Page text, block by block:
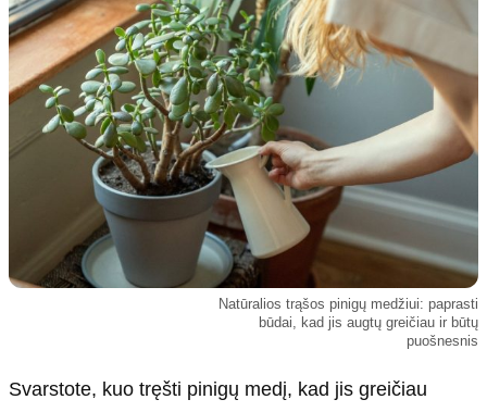
Psichologinė sveikata
Tvari mada
Reklamos politika
Slapukų politika
Redakcija
Kontaktai
Redakcinė politika
Natūralios trąšos pinigų medžiui: paprasti
būdai, kad jis augtų greičiau ir būtų
puošnesnis
Svarstote, kuo tręšti pinigų medį, kad jis greičiau